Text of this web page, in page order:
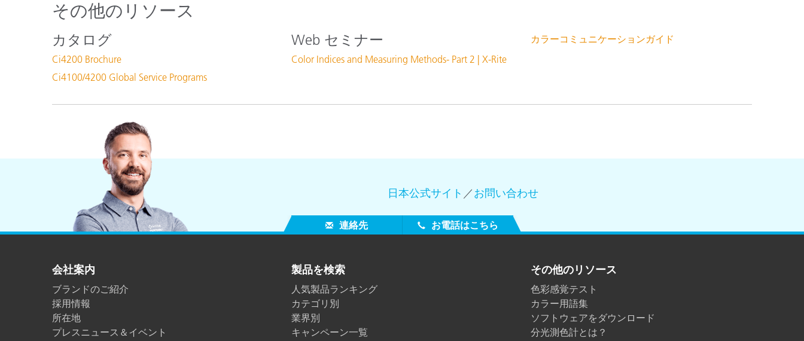
その他のリソース
カタログ
Ci4200 Brochure
Ci4100/4200 Global Service Programs
Web セミナー
Color Indices and Measuring Methods- Part 2 | X-Rite
カラーコミュニケーションガイド
日本公式サイト ／お問い合わせ
連絡先 お電話はこちら
会社案内
ブランドのご紹介
採用情報
所在地
プレスニュース＆イベント
製品を検索
人気製品ランキング
カテゴリ別
業界別
キャンペーン一覧
その他のリソース
色彩感覚テスト
カラー用語集
ソフトウェアをダウンロード
分光測色計とは？